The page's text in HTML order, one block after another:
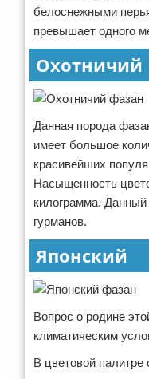
белоснежными
превышает одного
Охотничий
Данная порода
имеет большое
красивейших
Насыщенность
килограмма.
гурманов.
Японский
Вопрос о родине
климатическим
В цветовой палитре